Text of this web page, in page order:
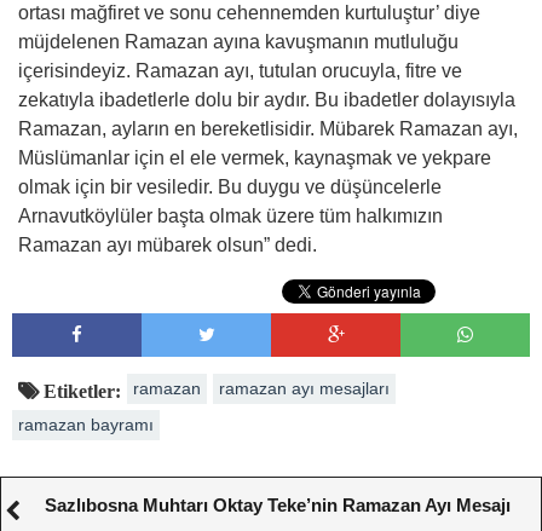
ortası mağfiret ve sonu cehennemden kurtuluştur’ diye
müjdelenen Ramazan ayına kavuşmanın mutluluğu
içerisindeyiz. Ramazan ayı, tutulan orucuyla, fitre ve
zekatıyla ibadetlerle dolu bir aydır. Bu ibadetler dolayısıyla
Ramazan, ayların en bereketlisidir. Mübarek Ramazan ayı,
Müslümanlar için el ele vermek, kaynaşmak ve yekpare
olmak için bir vesiledir. Bu duygu ve düşüncelerle
Arnavutköylüler başta olmak üzere tüm halkımızın
Ramazan ayı mübarek olsun” dedi.
Etiketler: ramazan
ramazan ayı mesajları
ramazan bayramı
Sazlıbosna Muhtarı Oktay Teke’nin Ramazan Ayı Mesajı